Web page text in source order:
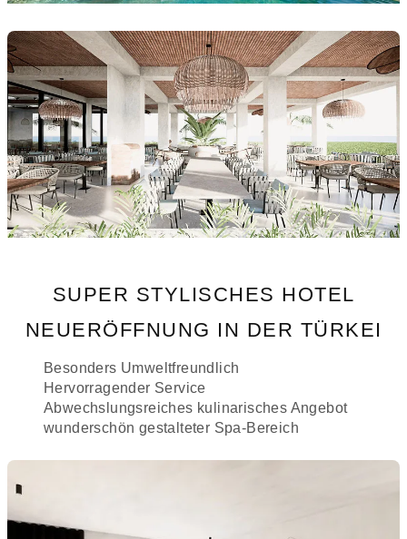
SUPER STYLISCHES HOTEL
NEUERÖFFNUNG IN DER TÜRKEI
Besonders Umweltfreundlich
Hervorragender Service
Abwechslungsreiches kulinarisches Angebot
wunderschön gestalteter Spa-Bereich